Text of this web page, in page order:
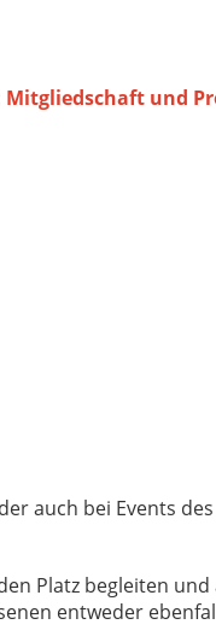
Mitgliedschaft und
auch bei Events
Platz begleiten und
entweder